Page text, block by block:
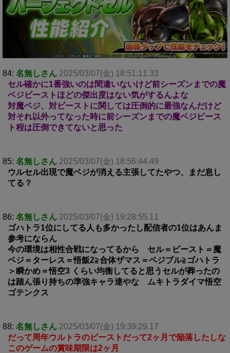
84: 名無しさん 2025/03/07(金) 18:51:11.33
セル確かに1番強いのは間違いないけど前シーズンまでの魔
ベジビーストほどの傑出度はない気がするんよな
対魔ベジ、対ビーストに関しては圧倒的に最強なんだけど
対それ以外ってなった時に前シーズンまでの魔ベジビース
ト程は圧倒できてないと思った
85: 名無しさん 2025/03/07(金) 18:56:44.49
ウルセル出現で魔ベジが消える主張してたやつ、まだ息し
てる？
86: 名無しさん 2025/03/07(金) 19:28:55.11
ゴハトラ1位にしてる人も多かったし配信者の1位はあんま
参考にならん
今の環境は相性合戦になってるから セル＝ビースト＝魔
ベジ＝ターレス＝悟飯2≧合体ザマス＝ベジブル≧ゴハトラ
＞瞬かめ＝悟空3 くらい均衡してると思うセルが葬ったの
は踏ん張り持ちの準強キャラ達やな ムキトラダイマ悟空
ゴテンクス
88: 名無しさん 2025/03/07(金) 19:39:29.17
だって周年ウルトラのビーストだって2ヶ月で陥落したしな
このゲームの賞味期限は2ヶ月